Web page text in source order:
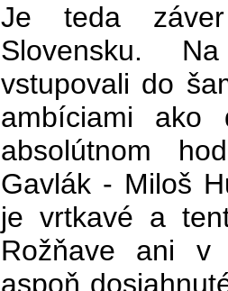
Je teda
Slovensku.
vstupovali do
ambíciami ako
absolútnom
Gavlák - Miloš
je vrtkavé a
Rožňave ani v
aspoň